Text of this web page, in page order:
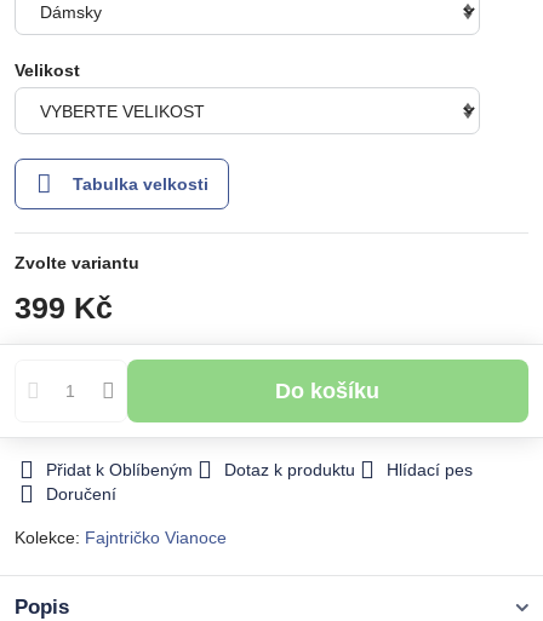
Velikost
Tabulka velkosti
Zvolte variantu
399 Kč
Do košíku
Přidat k Oblíbeným Dotaz k produktu
Hlídací pes
Doručení
Kolekce: Fajntričko Vianoce
Popis